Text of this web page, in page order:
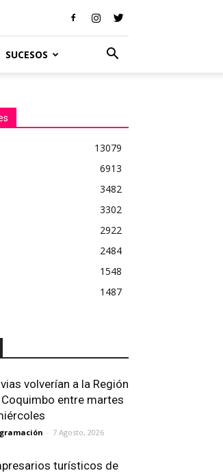
SUCESOS
13079
6913
3482
3302
2922
2484
1548
1487
volverían a la Región
entre martes
- 7 Agosto, 2026
turísticos de